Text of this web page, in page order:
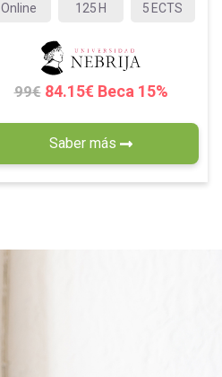
Online 125 H 5 ECTS
99€ 84.15€ Beca 15%
Saber más